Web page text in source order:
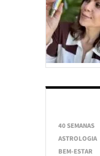
40 SEMANAS
ASTROLOGIA
BEM-ESTAR